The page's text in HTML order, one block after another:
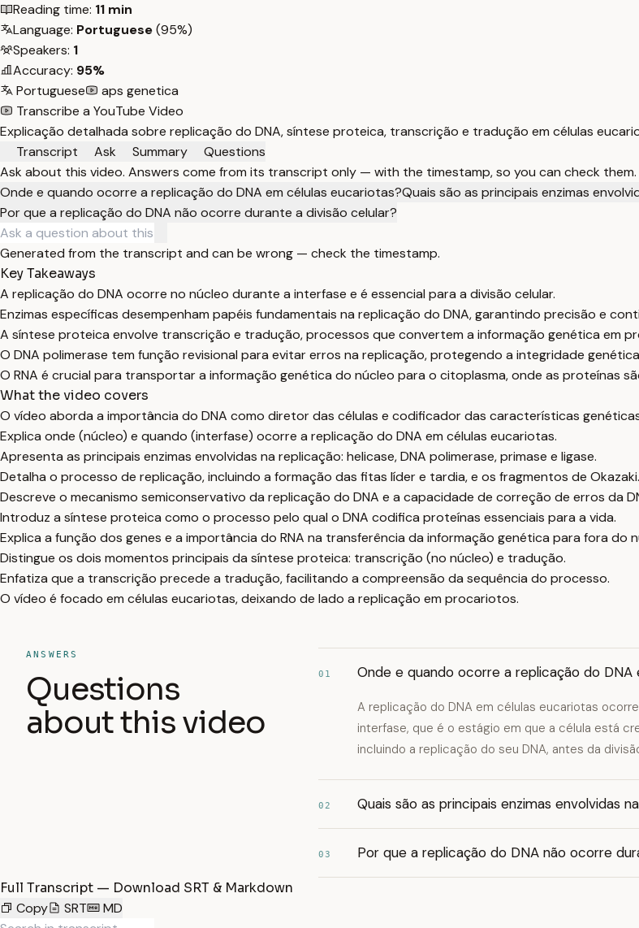
Reading time: 11 min
Language: Portuguese(95%)
Speakers: 1
Accuracy: 95%
Portuguese
aps genetica
Transcribe a YouTube Video
Explicação detalhada sobre replicação do DNA, síntese proteica, transcrição e tradução em células
Transcript
Ask Summary
Questions
Ask about this video. Answers come from its transcript only — with the timestamp, so you can check them.
Onde e quando ocorre a replicação do DNA em células eucariotas?Quais são as principais enzimas
Por que a replicação do DNA não ocorre durante a divisão celular?
Generated from the transcript and can be wrong — check the timestamp.
Key Takeaways
A replicação do DNA ocorre no núcleo durante a interfase e é essencial para a divisão celular.
Enzimas específicas desempenham papéis fundamentais na replicação do DNA, garantindo precisão e
A síntese proteica envolve transcrição e tradução, processos que convertem a informação genética em
O DNA polimerase tem função revisional para evitar erros na replicação, protegendo a integridade
O RNA é crucial para transportar a informação genética do núcleo para o citoplasma, onde as proteínas
What the video covers
O vídeo aborda a importância do DNA como diretor das células e codificador das características
Explica onde (núcleo) e quando (interfase) ocorre a replicação do DNA em células eucariotas.
Apresenta as principais enzimas envolvidas na replicação: helicase, DNA polimerase, primase e ligase.
Detalha o processo de replicação, incluindo a formação das fitas líder e tardia, e os fragmentos de Okazaki.
Descreve o mecanismo semiconservativo da replicação do DNA e a capacidade de correção de erros da
Introduz a síntese proteica como o processo pelo qual o DNA codifica proteínas essenciais para a vida.
Explica a função dos genes e a importância do RNA na transferência da informação genética para fora do
Distingue os dois momentos principais da síntese proteica: transcrição (no núcleo) e tradução.
Enfatiza que a transcrição precede a tradução, facilitando a compreensão da sequência do processo.
O vídeo é focado em células eucariotas, deixando de lado a replicação em procariotos.
ANSWERS
Questions
about this video
01 Onde e quando ocorre a replicação do DNA
A replicação do DNA em células eucariotas
interfase, que é o estágio em que a célula está
incluindo a replicação do seu DNA, antes da
02 Quais são as principais enzimas envolvidas
03 Por que a replicação do DNA não ocorre
Full Transcript — Download SRT & Markdown
Copy
SRT MD